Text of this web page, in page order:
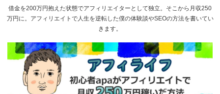
借金を200万円抱えた状態でアフィリエイターとして独立。そこから月収250
万円に。アフィリエイトで人生を逆転した僕の体験談やSEOの方法を書いてい
きます。